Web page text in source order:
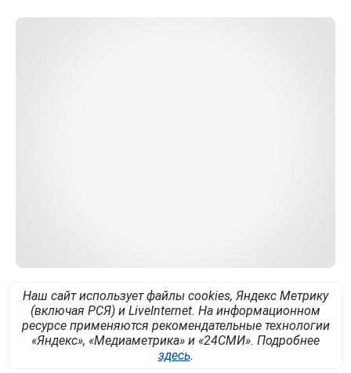
Наш сайт использует файлы cookies, Яндекс Метрику
(включая РСЯ) и LiveInternet. На информационном
ресурсе применяются рекомендательные технологии
«Яндекс», «Медиаметрика» и «24СМИ». Подробнее
здесь.